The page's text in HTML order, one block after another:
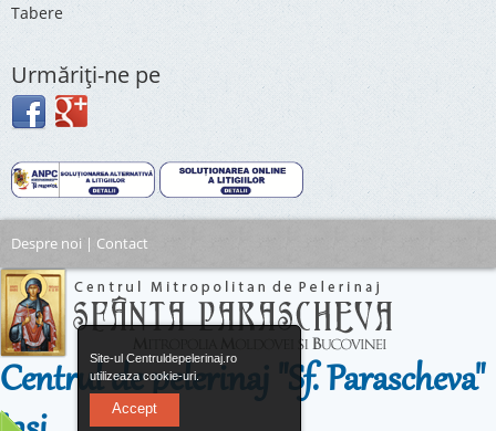
Site-ul Centruldepelerinaj.ro
utilizeaza cookie-uri.
Accept
Tabere
Urmăriţi-ne pe
Despre noi | Contact
Centrul de pelerinaj "Sf. Parascheva"